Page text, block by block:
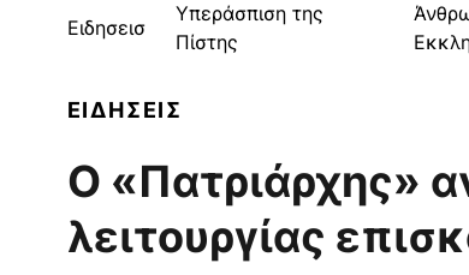
Ειδησεισ
Υπεράσπιση της
Πίστης
ΕΙΔΗΣΕΙΣ
Ο «Πατριάρχης»
λειτουργίας